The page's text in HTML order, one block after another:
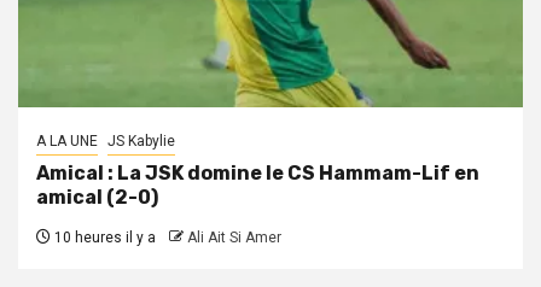
A LA UNE JS Kabylie
Amical : La JSK domine le CS Hammam-Lif en
amical (2-0)
10 heures il y a Ali Ait Si Amer